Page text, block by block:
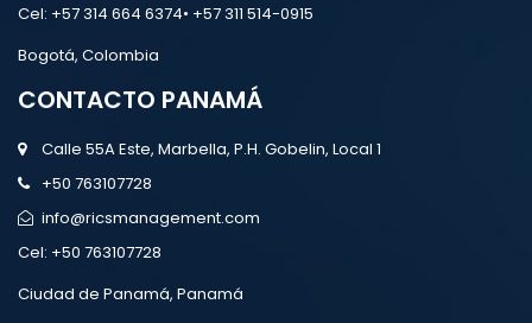
Cel: +57 314 664 6374• +57 311 514-0915
Bogotá, Colombia
CONTACTO PANAMÁ
Calle 55A Este, Marbella, P.H. Gobelin, Local 1
+50 763107728
info@ricsmanagement.com
Cel: +50 763107728
Ciudad de Panamá, Panamá